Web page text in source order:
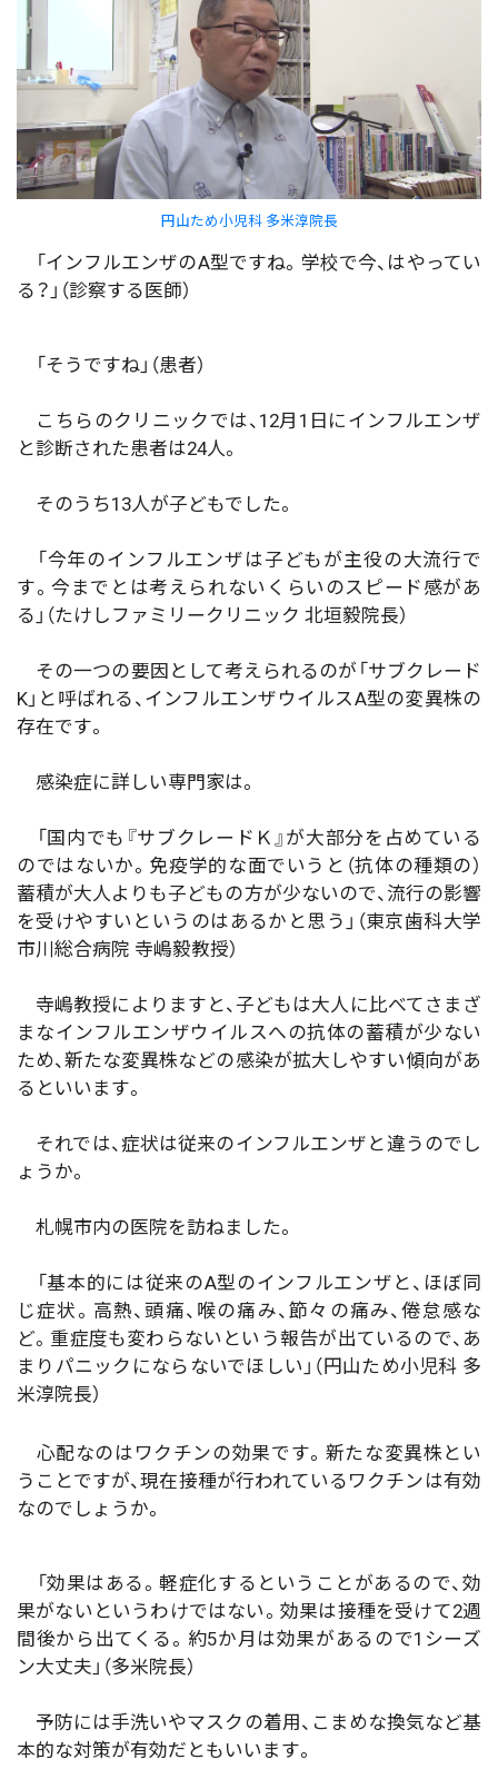
円山ため小児科 多米淳院長
「インフルエンザのA型ですね。学校で今、はやってい
る？」（診察する医師）
「そうですね」（患者）
こちらのクリニックでは、12月1日にインフルエンザ
と診断された患者は24人。
そのうち13人が子どもでした。
「今年のインフルエンザは子どもが主役の大流行で
す。今までとは考えられないくらいのスピード感があ
る」（たけしファミリークリニック 北垣毅院長）
その一つの要因として考えられるのが「サブクレード
K」と呼ばれる、インフルエンザウイルスA型の変異株の
存在です。
感染症に詳しい専門家は。
「国内でも『サブクレードＫ』が大部分を占めている
のではないか。免疫学的な面でいうと（抗体の種類の）
蓄積が大人よりも子どもの方が少ないので、流行の影響
を受けやすいというのはあるかと思う」（東京歯科大学
市川総合病院 寺嶋毅教授）
寺嶋教授によりますと、子どもは大人に比べてさまざ
まなインフルエンザウイルスへの抗体の蓄積が少ない
ため、新たな変異株などの感染が拡大しやすい傾向があ
るといいます。
それでは、症状は従来のインフルエンザと違うのでし
ょうか。
札幌市内の医院を訪ねました。
「基本的には従来のA型のインフルエンザと、ほぼ同
じ症状。高熱、頭痛、喉の痛み、節々の痛み、倦怠感な
ど。重症度も変わらないという報告が出ているので、あ
まりパニックにならないでほしい」（円山ため小児科 多
米淳院長）
心配なのはワクチンの効果です。新たな変異株とい
うことですが、現在接種が行われているワクチンは有効
なのでしょうか。
「効果はある。軽症化するということがあるので、効
果がないというわけではない。効果は接種を受けて2週
間後から出てくる。約5か月は効果があるので1シーズ
ン大丈夫」（多米院長）
予防には手洗いやマスクの着用、こまめな換気など基
本的な対策が有効だともいいます。